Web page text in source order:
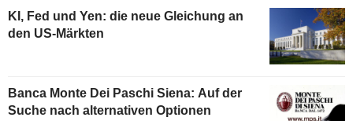
KI, Fed und Yen: die neue Gleichung an
den US-Märkten
Banca Monte Dei Paschi Siena: Auf der
Suche nach alternativen Optionen